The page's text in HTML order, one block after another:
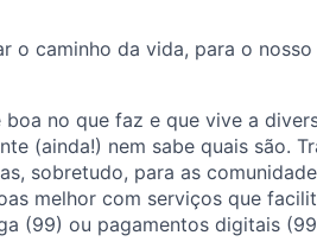
o caminho da vida, para o
no que faz e que vive a
(ainda!) nem sabe quais são.
sobretudo, para as
melhor com serviços que
(99) ou pagamentos digitais